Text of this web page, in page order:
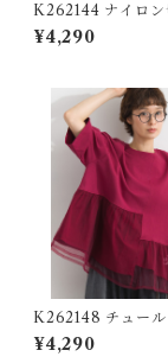
K262144 ナイロン
ロストプルオーバ
Panel
¥4,290
K262148 チュール
異素材切替プルオ
le-Layered
¥4,290